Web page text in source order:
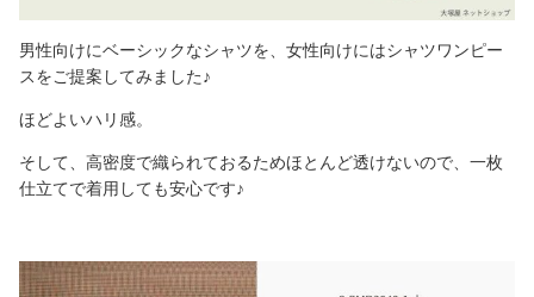
男性向けにベーシックなシャツを、女性向けにはシャツワンピー
スをご提案してみました♪
ほどよいハリ感。
そして、高密度で織られておるためほとんど透けないので、一枚
仕立てで着用しても安心です♪